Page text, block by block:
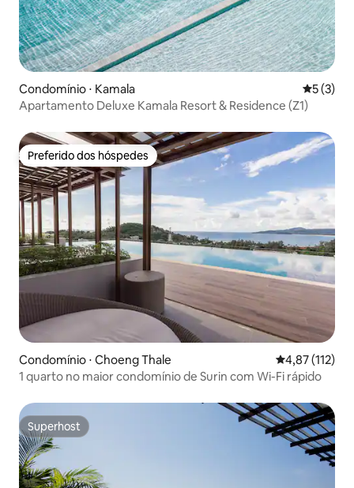
Condomínio ⋅ Kamala 5 de
5 (3)
Apartamento Deluxe Kamala Resort & Residence (Z1)
Preferido dos hóspedes
Preferido dos hóspedes
Condomínio ⋅ Choeng Thale 4,87 de uma
4,87 (112)
1 quarto no maior condomínio de Surin com Wi-Fi rápido
Superhost
Superhost